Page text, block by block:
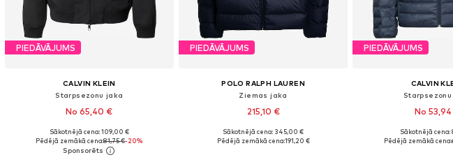
PIEDĀVĀJUMS
CALVIN KLEIN
Starpsezonu jaka
No 65,40 €
Pieejamie izmēri: XS, S, M, L, XL
Pievienot grozam
Sākotnējā cena: 109,00 €
Pēdējā zemākā cena:81,75 €-20%
PIEDĀVĀJUMS
POLO RALPH LAUREN
Ziemas jaka
215,10 €
Pieejamie izmēri: S, M, L, XL, XXL
Sākotnējā cena: 345,00 €
Pēdējā zemākā cena:191,20 €
PIEDĀVĀJUMS
CALVIN
No
Pieejamie izmēri:
Sākotnējā cena:
Pēdējā zemākā cena: